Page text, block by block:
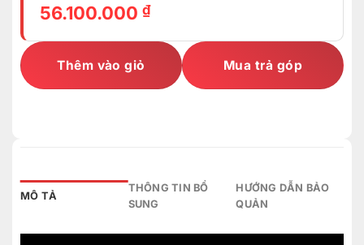
56.100.000 ₫
Thêm vào giỏ Mua trả góp
MÔ TẢ
THÔNG TIN BỔ
SUNG
HƯỚNG DẪN BẢO
QUẢN